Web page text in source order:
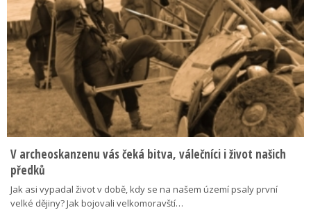
V archeoskanzenu vás čeká bitva, válečníci i život našich
předků
Jak asi vypadal život v době, kdy se na našem území psaly první
velké dějiny? Jak bojovali velkomoravští…